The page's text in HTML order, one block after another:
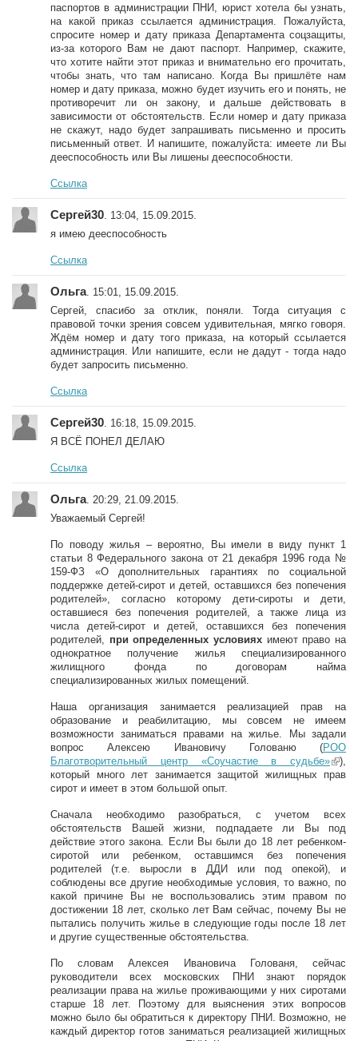
паспортов в администрации ПНИ, юрист хотела бы узнать,
на какой приказ ссылается администрация. Пожалуйста,
спросите номер и дату приказа Департамента соцзащиты,
из-за которого Вам не дают паспорт. Например, скажите,
что хотите найти этот приказ и внимательно его прочитать,
чтобы знать, что там написано. Когда Вы пришлёте нам
номер и дату приказа, можно будет изучить его и понять, не
противоречит ли он закону, и дальше действовать в
зависимости от обстоятельств. Если номер и дату приказа
не скажут, надо будет запрашивать письменно и просить
письменный ответ. И напишите, пожалуйста: имеете ли Вы
дееспособность или Вы лишены дееспособности.
Ссылка
Сергей30 . 13:04, 15.09.2015.
я имею дееспособность
Ссылка
Ольга. 15:01, 15.09.2015.
Сергей, спасибо за отклик, поняли. Тогда ситуация с
правовой точки зрения совсем удивительная, мягко говоря.
Ждём номер и дату того приказа, на который ссылается
администрация. Или напишите, если не дадут - тогда надо
будет запросить письменно.
Ссылка
Сергей30 . 16:18, 15.09.2015.
Я ВСЁ ПОНЕЛ ДЕЛАЮ
Ссылка
Ольга. 20:29, 21.09.2015.
Уважаемый Сергей!
По поводу жилья – вероятно, Вы имели в виду пункт 1
статьи 8 Федерального закона от 21 декабря 1996 года №
159-ФЗ «О дополнительных гарантиях по социальной
поддержке детей-сирот и детей, оставшихся без попечения
родителей», согласно которому дети-сироты и дети,
оставшиеся без попечения родителей, а также лица из
числа детей-сирот и детей, оставшихся без попечения
родителей, при определенных условиях имеют право на
однократное получение жилья специализированного
жилищного фонда по договорам найма
специализированных жилых помещений.
Наша организация занимается реализацией прав на
образование и реабилитацию, мы совсем не имеем
возможности заниматься правами на жилье. Мы задали
вопрос Алексею Ивановичу Голованю (РОО
Благотворительный центр «Соучастие в судьбе»(lin
k
ern
al)
),
который много лет занимается защитой жилищных прав
сирот и имеет в этом большой опыт.
Сначала необходимо разобраться, с учетом всех
обстоятельств Вашей жизни, подпадаете ли Вы под
действие этого закона. Если Вы были до 18 лет ребенком-
сиротой или ребенком, оставшимся без попечения
родителей (т.е. выросли в ДДИ или под опекой), и
соблюдены все другие необходимые условия, то важно, по
какой причине Вы не воспользовались этим правом по
достижении 18 лет, сколько лет Вам сейчас, почему Вы не
пытались получить жилье в следующие годы после 18 лет
и другие существенные обстоятельства.
По словам Алексея Ивановича Голованя, сейчас
руководители всех московских ПНИ знают порядок
реализации права на жилье проживающими у них сиротами
старше 18 лет. Поэтому для выяснения этих вопросов
можно было бы обратиться к директору ПНИ. Возможно, не
каждый директор готов заниматься реализацией жилищных